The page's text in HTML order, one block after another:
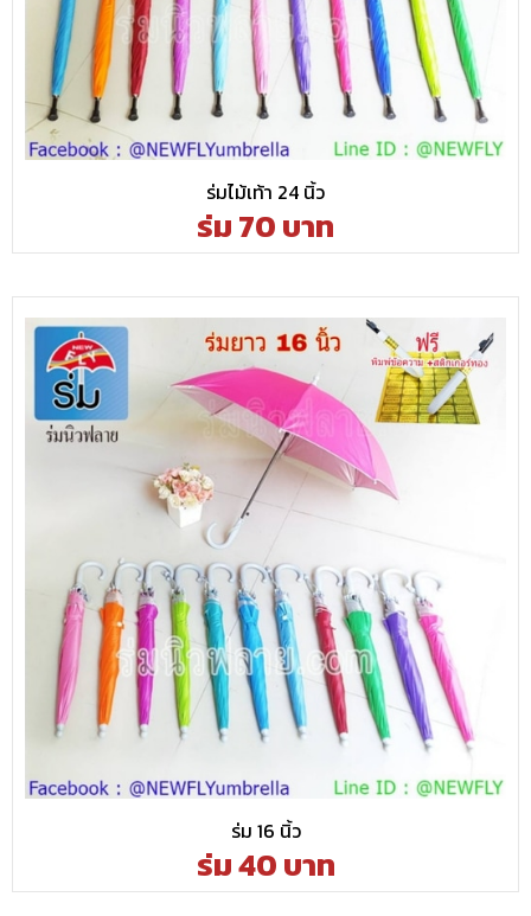
ร่มไม้เท้า 24 นิ้ว
ร่ม 70 บาท
ร่ม 16 นิ้ว
ร่ม 40 บาท